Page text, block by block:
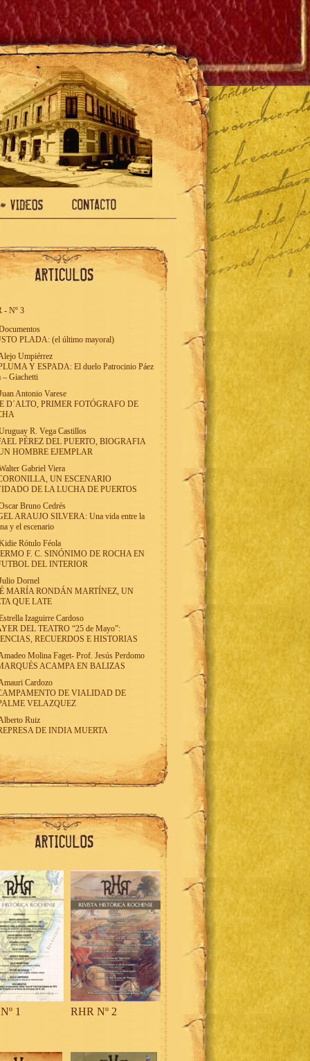
- Nº 3
PLADA: (el último mayoral)
Umpiérrez
Y ESPADA: El duelo Patrocinio Páez
– Giachetti
Antonio Varese
D´ALTO, PRIMER FOTÓGRAFO DE
R. Vega Castillos
PÉREZ DEL PUERTO, BIOGRAFIA
HOMBRE EJEMPLAR
Gabriel Viera
UN ESCENARIO
DE LA LUCHA DE PUERTOS
Bruno Cedrés
ARAUJO SILVERA: Una vida entre la
y el escenario
Rótulo Féola
F. C. SINÓNIMO DE ROCHA EN
DEL INTERIOR
Dornel
MARÍA RONDÁN MARTÍNEZ, UN
QUE LATE
Izaguirre Cardoso
DEL TEATRO “25 de Mayo”:
RECUERDOS E HISTORIAS
Molina Faget- Prof. Jesús Perdomo
ACAMPA EN BALIZAS
Cardozo
DE VIALIDAD DE
VELAZQUEZ
Ruiz
DE INDIA MUERTA
1 RHR Nº 2